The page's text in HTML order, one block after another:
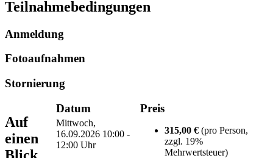
Teilnahmebedingungen
Anmeldung
Fotoaufnahmen
Stornierung
Auf
einen
Blick
Datum
Mittwoch,
16.09.2026 10:00 -
12:00 Uhr
Preis
315,00 €(pro Person,
zzgl. 19%
Mehrwertsteuer)